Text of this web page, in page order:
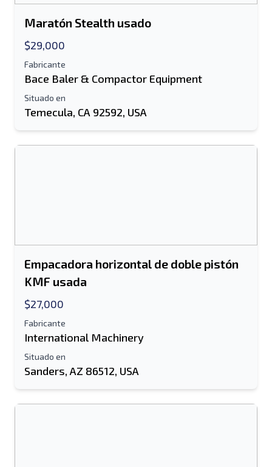
Maratón Stealth usado
$29,000
Fabricante
Bace Baler & Compactor Equipment
Situado en
Temecula, CA 92592, USA
Empacadora horizontal de doble pistón
KMF usada
$27,000
Fabricante
International Machinery
Situado en
Sanders, AZ 86512, USA